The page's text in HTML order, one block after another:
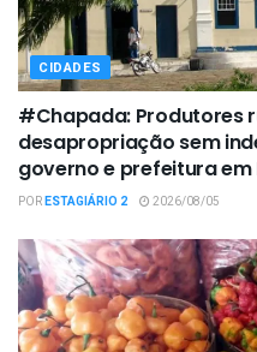
CIDADES
#Chapada: Produtores
desapropriação sem
governo e prefeitura em
PORESTAGIÁRIO 2 2026/08/05